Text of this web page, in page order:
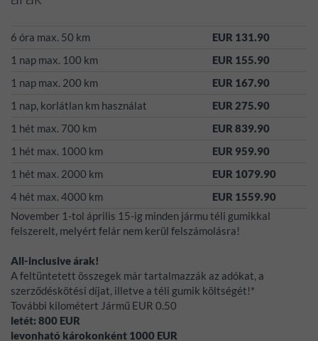
6 óra max. 50 km
EUR 131.90
1 nap max. 100 km
EUR 155.90
1 nap max. 200 km
EUR 167.90
1 nap, korlátlan km használat
EUR 275.90
1 hét max. 700 km
EUR 839.90
1 hét max. 1000 km
EUR 959.90
1 hét max. 2000 km
EUR 1079.90
4 hét max. 4000 km
EUR 1559.90
November 1-tol április 15-ig minden jármu téli gumikkal
felszerelt, melyért felár nem kerül felszámolásra!
All-inclusive árak!
A feltüntetett összegek már tartalmazzák az adókat, a
szerződéskötési díjat, illetve a téli gumik költségét!*
További kilométert Jármű EUR 0.50
letét:800 EUR
levonható károkonként 1000 EUR